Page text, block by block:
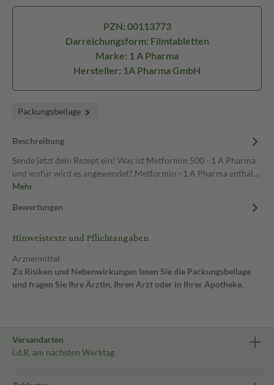
PZN: 00113773
Darreichungsform: Filmtabletten
Marke: 1 A Pharma
Hersteller: 1A Pharma GmbH
Packungsbeilage
Beschreibung
Sende jetzt dein Rezept ein! Was ist Metformin 500 - 1 A Pharma
und wofür wird es angewendet? Metformin - 1 A Pharma enthäl…
Mehr
Bewertungen
Hinweistexte und Pflichtangaben
Arzneimittel
Zu Risiken und Nebenwirkungen lesen Sie die Packungsbeilage
und fragen Sie Ihre Ärztin, Ihren Arzt oder in Ihrer Apotheke.
Versandarten
i.d.R. am nächsten Werktag